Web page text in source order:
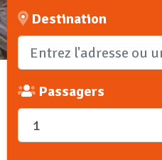
Destination
Passagers